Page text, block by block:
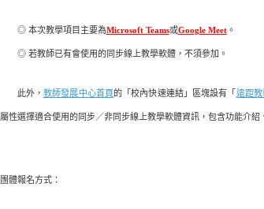
◎ 本次教學項目主要為Microsoft Teams或Google Meet。
◎ 若教師已有會使用的同步線上教學軟體，不須參加。
此外，教師發展中心首頁的「校內快速連結」區塊設有「 遠距教
屬性選擇適合使用的同步／非同步線上教學軟體資訊，包含功能介
團體報名方式：